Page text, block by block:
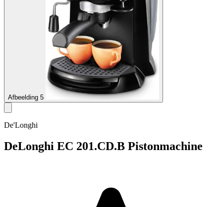
Afbeelding 5
De'Longhi
DeLonghi EC 201.CD.B Pistonmachine